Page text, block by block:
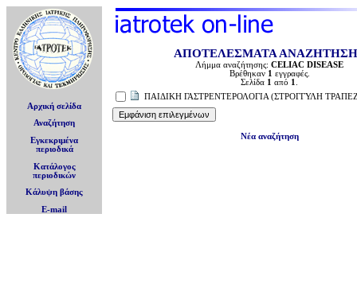
Αρχική σελίδα
Αναζήτηση
Εγκεκριμένα
περιοδικά
Κατάλογος
περιοδικών
Κάλυψη βάσης
E-mail
ΑΠΟΤΕΛΕΣΜΑΤΑ
Λήμμα αναζήτησης: CELIAC DISEASE
Βρέθηκαν 1 εγγραφές.
Σελίδα 1 από 1
ΠΑΙΔΙΚΗ ΓΑΣΤΡΕΝΤΕΡΟΛΟΓΙΑ (ΣΤΡΟΓΓΥΛΗ
Νέα αναζήτηση